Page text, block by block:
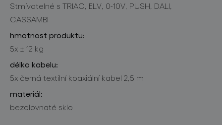
Stmívatelné s TRIAC, ELV, 0-10V, PUSH, DALI,
CASSAMBI
hmotnost produktu:
5x ± 12 kg
délka kabelu:
5x černá textilní koaxiální kabel 2,5 m
materiál:
bezolovnaté sklo